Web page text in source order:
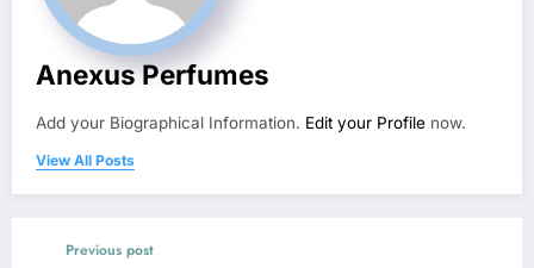
Anexus Perfumes
Add your Biographical Information. Edit your Profile now.
View All Posts
Previous post